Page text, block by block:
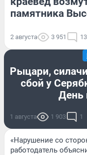
памятника
2 августа 3 951
Рыцари,
сбой у
День
1 августа 1 903 1
«Нарушение со
работодатель